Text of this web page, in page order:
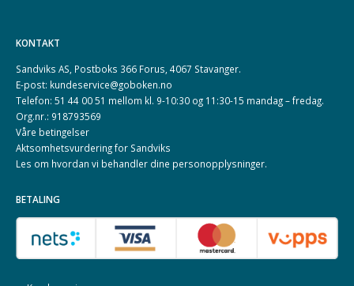
KONTAKT
Sandviks AS, Postboks 366 Forus, 4067 Stavanger.
E-post: kundeservice@goboken.no
Telefon: 51 44 00 51 mellom kl. 9-10:30 og 11:30-15 mandag – fredag.
Org.nr.: 918793569
Våre betingelser
Aktsomhetsvurdering for Sandviks
Les om hvordan vi behandler dine personopplysninger.
BETALING